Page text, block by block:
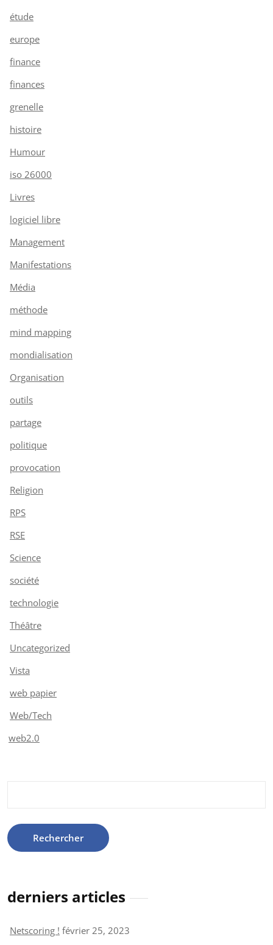
étude
europe
finance
finances
grenelle
histoire
Humour
iso 26000
Livres
logiciel libre
Management
Manifestations
Média
méthode
mind mapping
mondialisation
Organisation
outils
partage
politique
provocation
Religion
RPS
RSE
Science
société
technologie
Théâtre
Uncategorized
Vista
web papier
Web/Tech
web2.0
derniers articles
Netscoring ! février 25, 2023